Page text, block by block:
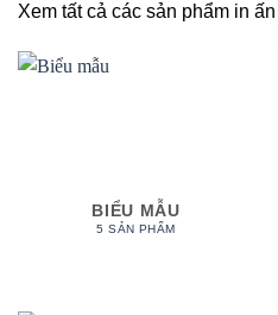
Xem tất cả các sản phẩm in ấn
BIỂU MẪU
5 SẢN PHẨM